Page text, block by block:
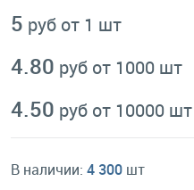
5 руб от 1 шт
4.80 руб от 1000 шт
4.50 руб от 10000 шт
В наличии: 4 300 шт